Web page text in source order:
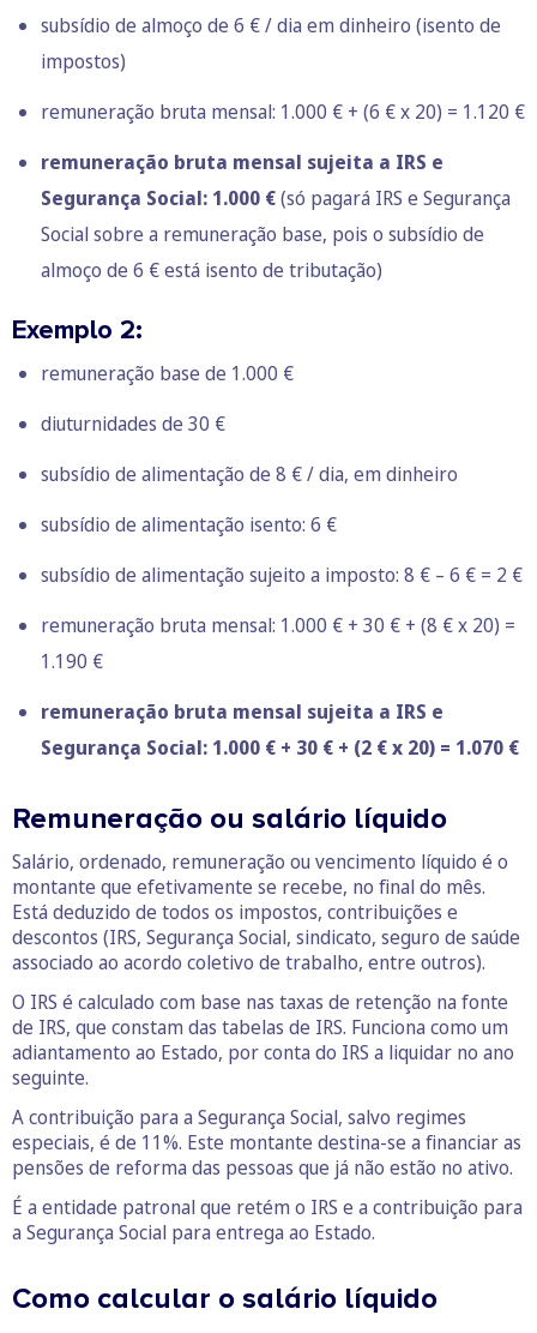
subsídio de almoço de 6 € / dia em dinheiro (isento de
impostos)
remuneração bruta mensal: 1.000 € + (6 € x 20) = 1.120 €
remuneração bruta mensal sujeita a IRS e
Segurança Social: 1.000 €(só pagará IRS e Segurança
Social sobre a remuneração base, pois o subsídio de
almoço de 6 € está isento de tributação)
Exemplo 2:
remuneração base de 1.000 €
diuturnidades de 30 €
subsídio de alimentação de 8 € / dia, em dinheiro
subsídio de alimentação isento: 6 €
subsídio de alimentação sujeito a imposto: 8 € – 6 € = 2 €
remuneração bruta mensal: 1.000 € + 30 € + (8 € x 20) =
1.190 €
remuneração bruta mensal sujeita a IRS e
Segurança Social: 1.000 € + 30 € + (2 € x 20) = 1.070 €
Remuneração ou salário líquido
Salário, ordenado, remuneração ou vencimento líquido é o
montante que efetivamente se recebe, no final do mês.
Está deduzido de todos os impostos, contribuições e
descontos (IRS, Segurança Social, sindicato, seguro de saúde
associado ao acordo coletivo de trabalho, entre outros).
O IRS é calculado com base nas taxas de retenção na fonte
de IRS, que constam das tabelas de IRS. Funciona como um
adiantamento ao Estado, por conta do IRS a liquidar no ano
seguinte.
A contribuição para a Segurança Social, salvo regimes
especiais, é de 11%. Este montante destina-se a financiar as
pensões de reforma das pessoas que já não estão no ativo.
É a entidade patronal que retém o IRS e a contribuição para
a Segurança Social para entrega ao Estado.
Como calcular o salário líquido